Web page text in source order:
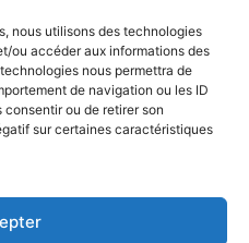
nous utilisons des technologies
ou accéder aux informations des
nous permettra de
de navigation ou les ID
ou de retirer son
sur certaines caractéristiques